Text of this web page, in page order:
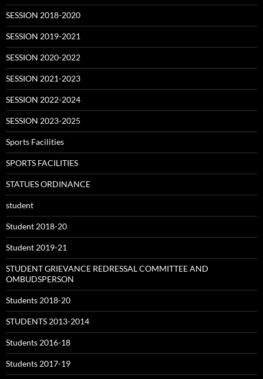
SESSION 2018-2020
SESSION 2019-2021
SESSION 2020-2022
SESSION 2021-2023
SESSION 2022-2024
SESSION 2023-2025
Sports Facilities
SPORTS FACILITIES
STATUES ORDINANCE
student
Student 2018-20
Student 2019-21
STUDENT GRIEVANCE REDRESSAL COMMITTEE AND
OMBUDSPERSON
Students 2018-20
STUDENTS 2013-2014
Students 2016-18
Students 2017-19